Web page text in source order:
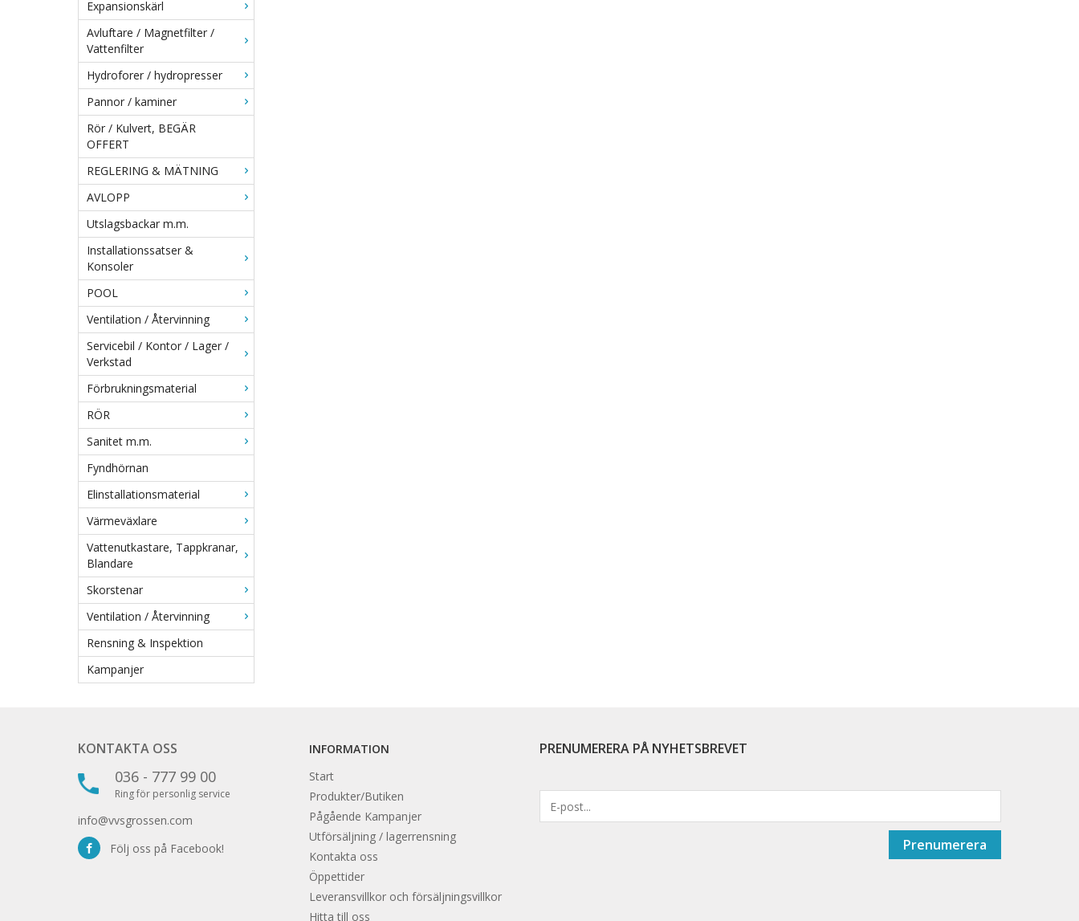
Expansionskärl
Avluftare / Magnetfilter /
Vattenfilter
Hydroforer / hydropresser
Pannor / kaminer
Rör / Kulvert, BEGÄR
OFFERT
REGLERING & MÄTNING
AVLOPP
Utslagsbackar m.m.
Installationssatser &
Konsoler
POOL
Ventilation / Återvinning
Servicebil / Kontor / Lager /
Verkstad
Förbrukningsmaterial
RÖR
Sanitet m.m.
Fyndhörnan
Elinstallationsmaterial
Värmeväxlare
Vattenutkastare, Tappkranar,
Blandare
Skorstenar
Ventilation / Återvinning
Rensning & Inspektion
Kampanjer
KONTAKTA OSS
036 - 777 99 00
Ring för personlig service
info@vvsgrossen.com
Följ oss på Facebook!
INFORMATION
Start
Produkter/Butiken
Pågående Kampanjer
Utförsäljning / lagerrensning
Kontakta oss
Öppettider
Leveransvillkor och försäljningsvillkor
Hitta till oss
PRENUMERERA PÅ NYHETSBREVET
Prenumerera